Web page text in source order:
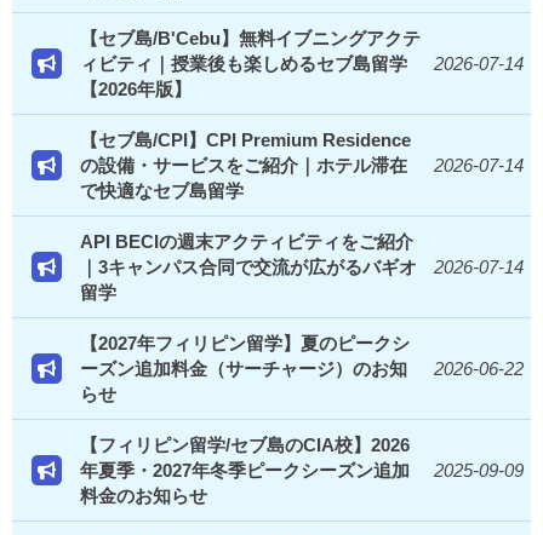
【セブ島/B'Cebu】無料イブニングアクテ
ィビティ｜授業後も楽しめるセブ島留学
【2026年版】
2026-07-14
【セブ島/CPI】CPI Premium Residence
の設備・サービスをご紹介｜ホテル滞在
で快適なセブ島留学
2026-07-14
API BECIの週末アクティビティをご紹介
｜3キャンパス合同で交流が広がるバギオ
留学
2026-07-14
【2027年フィリピン留学】夏のピークシ
ーズン追加料金（サーチャージ）のお知
らせ
2026-06-22
【フィリピン留学/セブ島のCIA校】2026
年夏季・2027年冬季ピークシーズン追加
料金のお知らせ
2025-09-09